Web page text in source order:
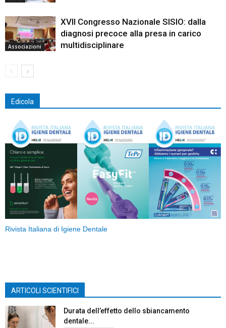
Associazioni
XVII Congresso Nazionale SISIO: dalla
diagnosi precoce alla presa in carico
multidisciplinare
Edicola
Rivista Italiana di Igiene Dentale
ARTICOLI SCIENTIFICI
Durata dell’effetto dello sbiancamento
dentale...